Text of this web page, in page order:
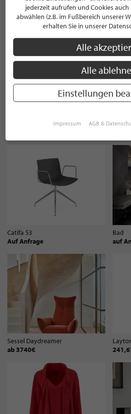
Oberflächen exklusiv veredeln
Auf Anfrage
99,95
Shoreline Hydrangea Schaumseife 259ml
Catifa 53
Auf Anfrage
Bad
auf
Sessel Daydreamer
ab 3740€
jederzeit aufrufen und Cookies
abwählen (z.B. im Fußbereich unserer
erhalten Sie in unserer
Alle
Alle
Einstellungen
Impressum AGB &